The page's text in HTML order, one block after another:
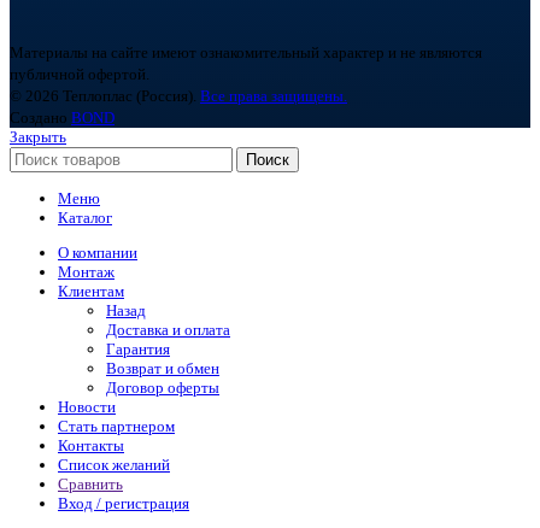
Материалы на сайте имеют ознакомительный характер и не являются
публичной офертой.
© 2026 Теплоплас (Россия). Все права защищены.
Создано BOND
Закрыть
Поиск
Меню
Каталог
О компании
Монтаж
Клиентам
Назад
Доставка и оплата
Гарантия
Возврат и обмен
Договор оферты
Новости
Стать партнером
Контакты
Список желаний
Сравнить
Вход / регистрация